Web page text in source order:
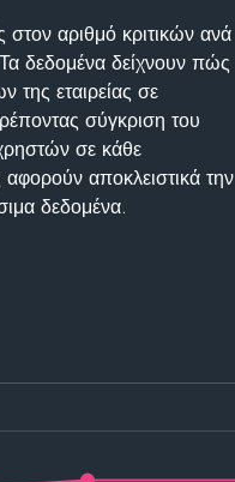
στον αριθμό κριτικών ανά
δεδομένα δείχνουν πώς
της εταιρείας σε
σύγκριση του
σε κάθε
αποκλειστικά την
δεδομένα.